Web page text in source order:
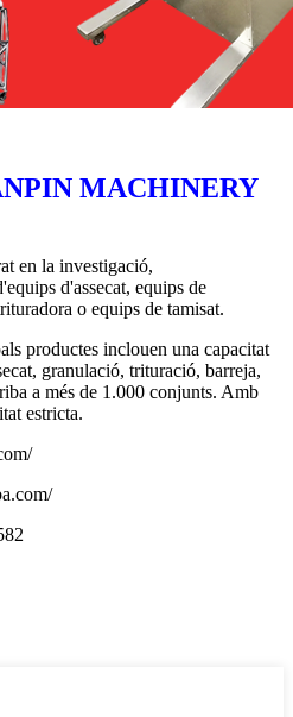
MACHINERY
en la investigació,
d'assecat, equips de
o equips de tamisat.
productes inclouen una capacitat
granulació, trituració, barreja,
a més de 1.000 conjunts. Amb
estricta.